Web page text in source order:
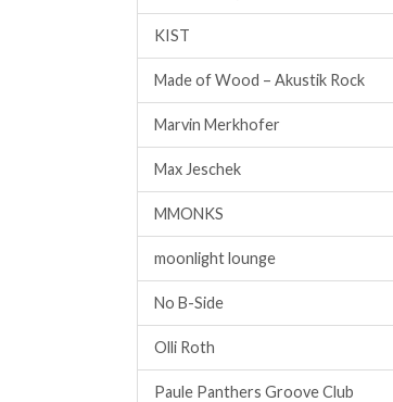
KIST
Made of Wood – Akustik Rock
Marvin Merkhofer
Max Jeschek
MMONKS
moonlight lounge
No B-Side
Olli Roth
Paule Panthers Groove Club